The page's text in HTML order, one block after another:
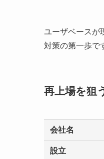
ユーザベースが
対策の第一歩で
再上場を狙
会社名
設立